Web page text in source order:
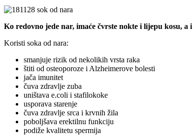
Ko redovno jede nar, imaće čvrste nokte i lijepu kosu, a
Koristi soka od nara:
smanjuje rizik od nekolikih vrsta raka
štiti od osteoporoze i Alzheimerove bolesti
jača imunitet
čuva zdravlje zuba
uništava e.coli i stafilokoke
usporava starenje
čuva zdravlje srca i krvnih žila
poboljšava erektilnu funkciju
podiže kvalitetu spermija